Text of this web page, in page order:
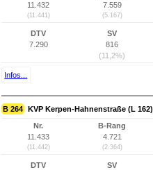
11.432
(11.441)
7.559
(5.167)
DTV
7.290
SV
816
(11,2%)
Infos...
B 264 KVP Kerpen-Hahnenstraße (L
Nr.
11.433
(11.442)
B-Rang
4.721
(2.364)
DTV
SV